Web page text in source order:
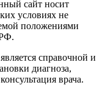
сайт носит
условиях не
положениями
справочной и
диагноза,
врача.